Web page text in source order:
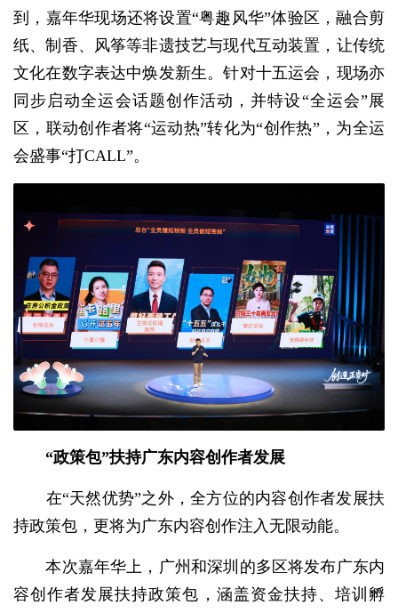
到，嘉年华现场还将设置“粤趣风华”体验区，融合剪
纸、制香、风筝等非遗技艺与现代互动装置，让传统
文化在数字表达中焕发新生。针对十五运会，现场亦
同步启动全运会话题创作活动，并特设“全运会”展
区，联动创作者将“运动热”转化为“创作热”，为全运
会盛事“打CALL”。
“政策包”扶持广东内容创作者发展
在“天然优势”之外，全方位的内容创作者发展扶
持政策包，更将为广东内容创作注入无限动能。
本次嘉年华上，广州和深圳的多区将发布广东内
容创作者发展扶持政策包，涵盖资金扶持、培训孵